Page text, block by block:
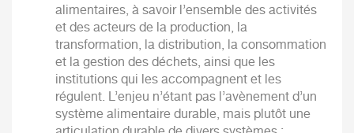
alimentaires, à savoir l’ensemble des activités
et des acteurs de la production, la
transformation, la distribution, la consommation
et la gestion des déchets, ainsi que les
institutions qui les accompagnent et les
régulent. L’enjeu n’étant pas l’avènement d’un
système alimentaire durable, mais plutôt une